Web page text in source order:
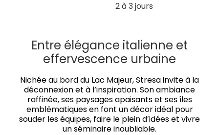
2 à 3 jours
Entre élégance italienne et
effervescence urbaine
Nichée au bord du Lac Majeur, Stresa invite à la
déconnexion et à l’inspiration. Son ambiance
raffinée, ses paysages apaisants et ses îles
emblématiques en font un décor idéal pour
souder les équipes, faire le plein d’idées et vivre
un séminaire inoubliable.